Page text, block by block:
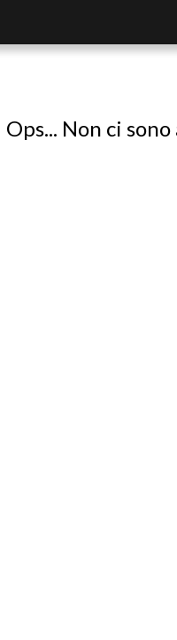
Ops... Non ci